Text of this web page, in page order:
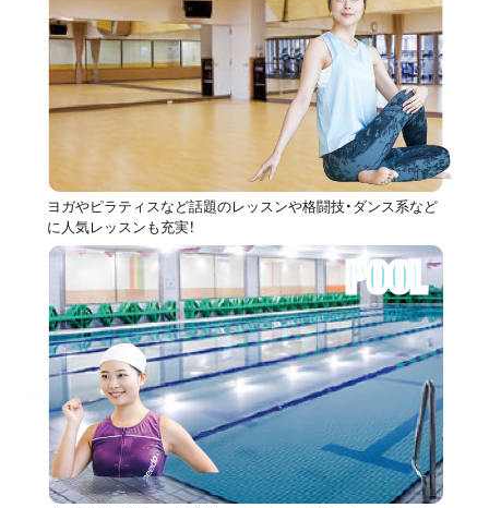
ヨガやピラティスなど話題のレッスンや格闘技・ダンス系など
に人気レッスンも充実！
POOL